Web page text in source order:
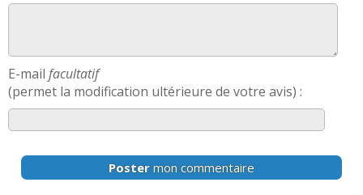
E-mail facultatif
(permet la modification ultérieure de votre avis) :
Poster mon commentaire